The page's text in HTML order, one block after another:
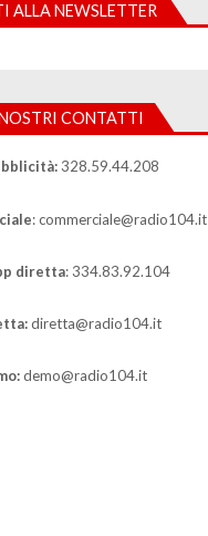
ALLA NEWSLETTER
CONTATTI
328.59.44.208
: commerciale@radio104.it
diretta: 334.83.92.104
diretta@radio104.it
demo@radio104.it